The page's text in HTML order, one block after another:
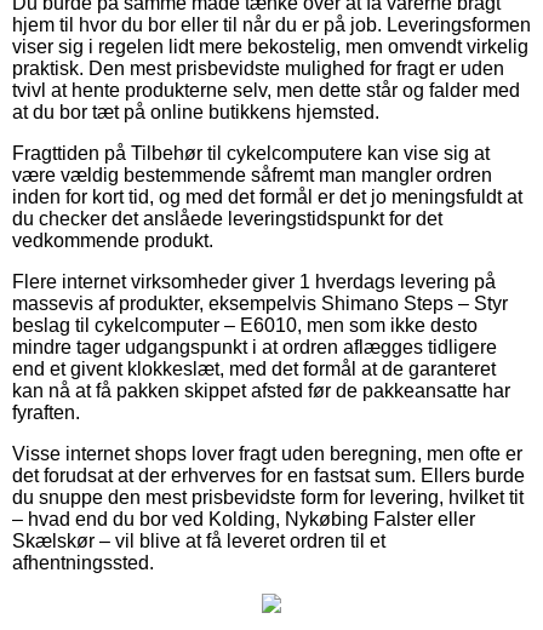
hjem til hvor du bor eller til når du er på job. Leveringsformen
viser sig i regelen lidt mere bekostelig, men omvendt virkelig
praktisk. Den mest prisbevidste mulighed for fragt er uden
tvivl at hente produkterne selv, men dette står og falder med
at du bor tæt på online butikkens hjemsted.
Fragttiden på Tilbehør til cykelcomputere kan vise sig at
være vældig bestemmende såfremt man mangler ordren
inden for kort tid, og med det formål er det jo meningsfuldt at
du checker det anslåede leveringstidspunkt for det
vedkommende produkt.
Flere internet virksomheder giver 1 hverdags levering på
massevis af produkter, eksempelvis Shimano Steps – Styr
beslag til cykelcomputer – E6010, men som ikke desto
mindre tager udgangspunkt i at ordren aflægges tidligere
end et givent klokkeslæt, med det formål at de garanteret
kan nå at få pakken skippet afsted før de pakkeansatte har
fyraften.
Visse internet shops lover fragt uden beregning, men ofte er
det forudsat at der erhverves for en fastsat sum. Ellers burde
du snuppe den mest prisbevidste form for levering, hvilket tit
– hvad end du bor ved Kolding, Nykøbing Falster eller
Skælskør – vil blive at få leveret ordren til et
afhentningssted.